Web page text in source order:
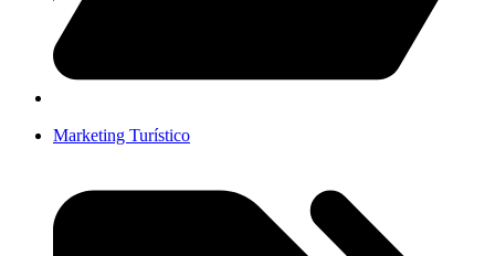
Marketing Turístico